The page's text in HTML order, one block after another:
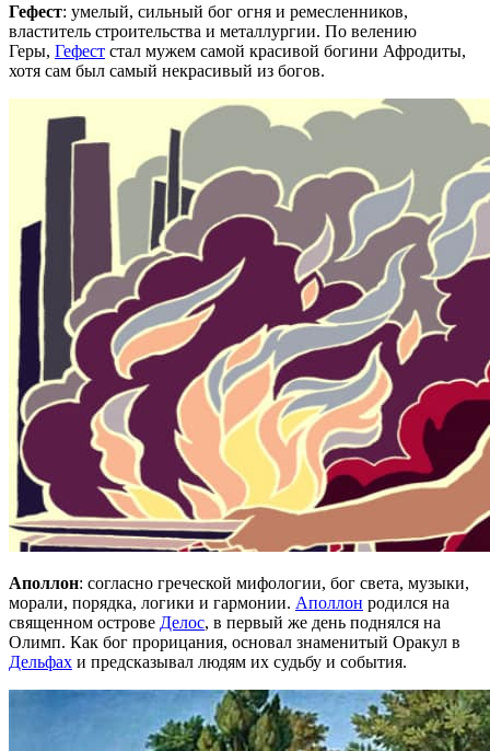
Гефест: умелый, сильный бог огня и ремесленников,
властитель строительства и металлургии. По велению
Геры, Гефест стал мужем самой красивой богини Афродиты,
хотя сам был самый некрасивый из богов.
Аполлон: согласно греческой мифологии, бог света, музыки,
морали, порядка, логики и гармонии. Аполлон родился на
священном острове Делос, в первый же день поднялся на
Олимп. Как бог прорицания, основал знаменитый Оракул в
Дельфах и предсказывал людям их судьбу и события.